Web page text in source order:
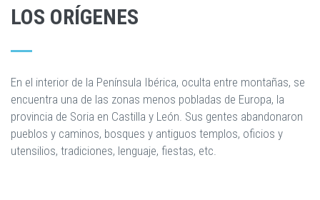
LOS ORÍGENES
En el interior de la Península Ibérica, oculta entre montañas, se
encuentra una de las zonas menos pobladas de Europa, la
provincia de Soria en Castilla y León. Sus gentes abandonaron
pueblos y caminos, bosques y antiguos templos, oficios y
utensilios, tradiciones, lenguaje, fiestas, etc.